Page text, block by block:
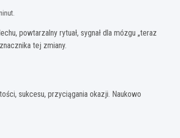
powtarzalny rytuał, sygnał dla mózgu „teraz
tej zmiany.
sukcesu, przyciągania okazji. Naukowo